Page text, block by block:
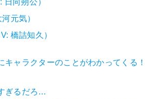
日向朔公）
元気）
橋詰知久）
キャラクターのことがわかってくる！
ぎるだろ…